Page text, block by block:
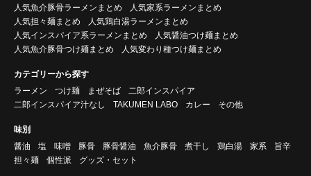
人気魚介豚骨ラーメンまとめ
人気家系ラーメンまとめ
人気担々麺まとめ
人気鶏白湯ラーメンまとめ
人気インスパイア系ラーメンまとめ
人気醤油つけ麺まとめ
人気魚介豚骨つけ麺まとめ
人気変わり種つけ麺まとめ
カテゴリーから探す
ラーメン
つけ麺 まぜそば
二郎インスパイア
二郎インスパイア汁なし
TAKUMEN LABO カレー その他
味別
醤油
塩 味噌 豚骨 豚骨醤油 魚介豚骨 煮干し 鶏白湯 家系
旨辛
担々麺
個性派 グッズ・セット